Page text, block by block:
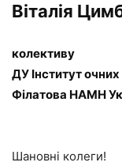
Віталія
колективу
ДУ Інститут очних
Філатова НАМН
Шановні колеги!